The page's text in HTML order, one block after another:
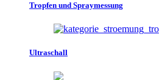
Tropfen und Spraymessung
Ultraschall